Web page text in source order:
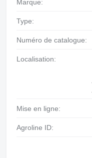
Marque:
Type:
Numéro de catalogue:
Localisation:
Mise en ligne:
Agroline ID: